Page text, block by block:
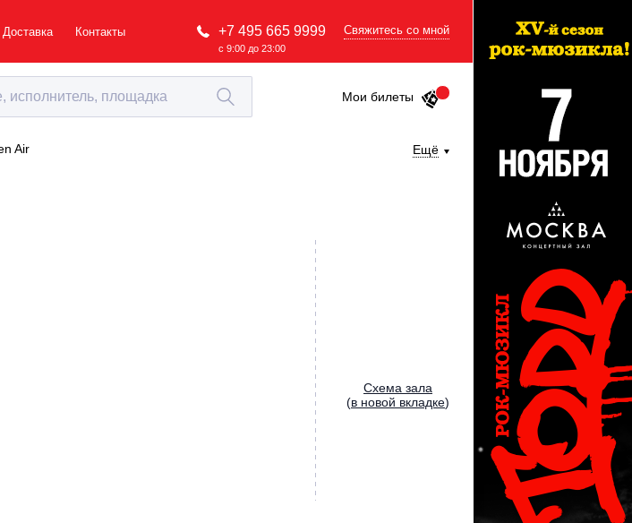
Доставка Контакты +7 495 665 9999
с 9:00 до 23:00
Свяжитесь со мной
Мои билеты
Air Ещё
Cхема зала
(в новой вкладке)